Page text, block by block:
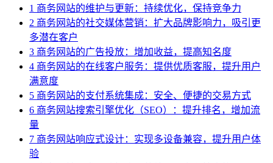
1 商务网站的维护与更新：持续优化，保持竞争力
2 商务网站的社交媒体营销：扩大品牌影响力，吸引更
多潜在客户
3 商务网站的广告投放：增加收益，提高知名度
4 商务网站的在线客户服务：提供优质客服，提升用户
满意度
5 商务网站的支付系统集成：安全、便捷的交易方式
6 商务网站搜索引擎优化（SEO）：提升排名，增加流
量
7 商务网站响应式设计：实现多设备兼容，提升用户体
验